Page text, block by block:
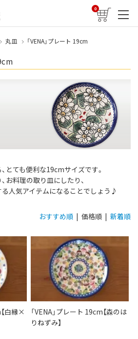
0
丸皿 「VENA」プレート 19cm
とても便利な19cmサイズです。
お料理の取り皿にしたり、
人気アイテムになることでしょう♪
おすすめ順 | 価格順 | 新着順
白縁×
「VENA」プレート 19cm【森のは
りねずみ】